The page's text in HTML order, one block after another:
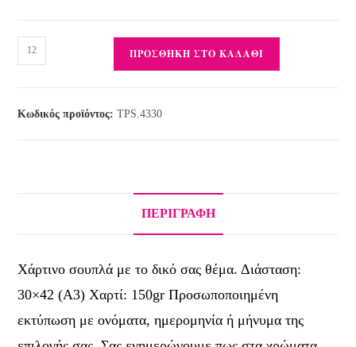
ΠΡΟΣΘΉΚΗ ΣΤΟ ΚΑΛΆΘΙ
Κωδικός προϊόντος:TPS.4330
ΠΕΡΙΓΡΑΦΉ
Χάρτινο σουπλά με το δικό σας θέμα. Διάσταση:
30×42 (Α3) Χαρτί: 150gr Προσωποποιημένη
εκτύπωση με ονόματα, ημερομηνία ή μήνυμα της